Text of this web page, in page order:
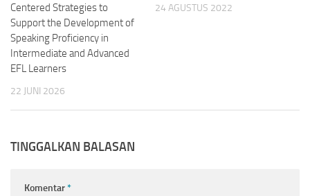
Centered Strategies to
Support the Development of
Speaking Proficiency in
Intermediate and Advanced
EFL Learners
22 JUNI 2026
24 AGUSTUS 2022
TINGGALKAN BALASAN
Komentar*